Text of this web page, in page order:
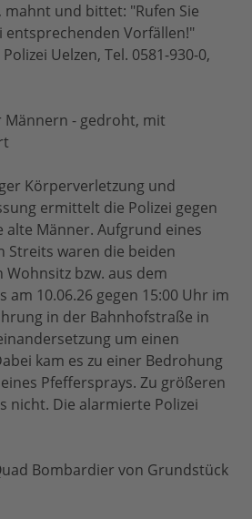
und bittet: "Rufen Sie
entsprechenden Vorfällen!"
Uelzen, Tel. 0581-930-0,
Männern - gedroht, mit
Körperverletzung und
ermittelt die Polizei gegen
alte Männer. Aufgrund eines
Streits waren die beiden
bzw. aus dem
am 10.06.26 gegen 15:00 Uhr im
in der Bahnhofstraße in
um einen
kam es zu einer Bedrohung
Pfeffersprays. Zu größeren
nicht. Die alarmierte Polizei
Bombardier von Grundstück